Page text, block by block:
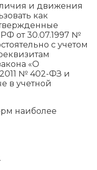
и движения
как
от 30.07.1997 №
с учетом
«О
№ 402-ФЗ и
в учетной
наиболее